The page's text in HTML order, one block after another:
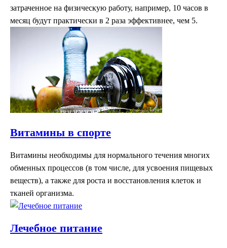
затраченное на физическую работу, например, 10 часов в
месяц будут практически в 2 раза эффективнее, чем 5.
Витамины в спорте
Витамины необходимы для нормального течения многих
обменных процессов (в том числе, для усвоения пищевых
веществ), а также для роста и восстановления клеток и
тканей организма.
Лечебное питание